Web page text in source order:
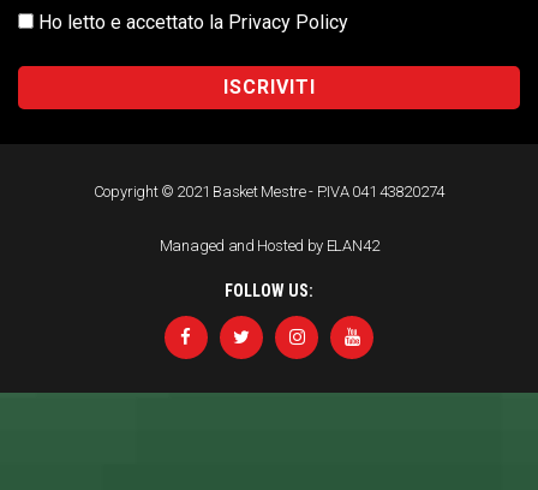
Ho letto e accettato la Privacy Policy
Copyright © 2021 Basket Mestre - P.IVA 041 43820274
Managed and Hosted by ELAN42
FOLLOW US: